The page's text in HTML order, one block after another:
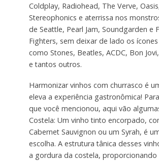
Coldplay, Radiohead, The Verve,
Stereophonics e aterrissa nos
de Seattle, Pearl Jam, Soundgarden e
Fighters, sem deixar de lado os
como Stones, Beatles, ACDC, Bon
e tantos outros.
Harmonizar vinhos com churrasco é
eleva a experiência gastronômica!
que você mencionou, aqui vão
Costela: Um vinho tinto encorpado,
Cabernet Sauvignon ou um Syrah, é
escolha. A estrutura tânica desses
a gordura da costela, proporcionando